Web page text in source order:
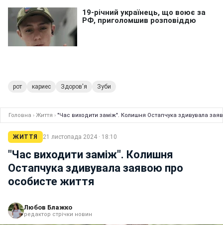
рот кариес Здоров'я Зуби
Головна › Життя › "Час виходити заміж". Колишня Остапчука здивувала
ЖИТТЯ 21 листопада 2024 · 18:10
"Час виходити заміж". Колишня
Остапчука здивувала заявою про
особисте життя
Любов Блажко
редактор стрічки новин